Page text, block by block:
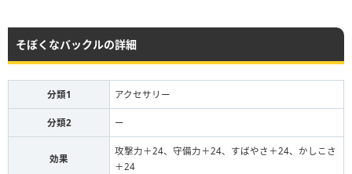
そぼくなバックルの詳細
分類1 アクセサリー
分類2 ー
効果
攻撃力＋24、守備力＋24、すばやさ＋24、かしこさ
＋24